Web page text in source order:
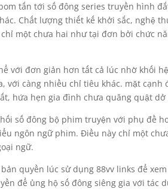
tấn tới số đông series truyền hình
Chất lượng thiết kế khởi sắc, nghệ
một chưa hai như tại đơn bởi chức
với đơn giản hơn tất cả lúc nhờ khối
càng nhiều chỉ tiêu khác. mặt cạnh
hứa hẹn gia đình chưa quăng quật dở
số đông bộ phim truyện với phụ đề
ngôn ngữ phim. Điều này chỉ một
ngữ.
quyền lúc sử dụng 88vv links để
để ủng hộ số đông siêng gia với tác